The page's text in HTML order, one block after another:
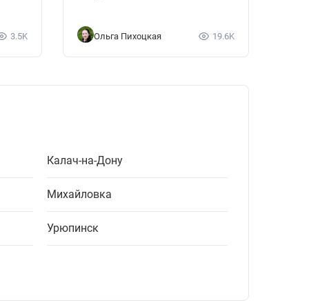
3.5K Ольга Пихоцкая 19.6K
Калач-на-Дону
Михайловка
Урюпинск